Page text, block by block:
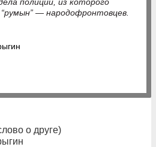
— народофронтовцев.
о друге)